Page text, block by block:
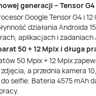
generacji – Tensor G4
Google Tensor G4 i 12
działania Androida
aplikacjach i zadaniach
50 + 12 Mpix i długa
50 Mpix + 12 Mpix
a przednia kamera
selfie. Bateria 4575 mAh